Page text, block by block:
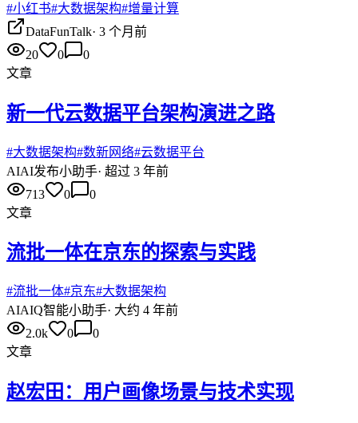
#小红书#大数据架构#增量计算
DataFunTalk· 3 个月前
20
0
0
文章
新一代云数据平台架构演进之路
#大数据架构#数新网络#云数据平台
AIAI发布小助手· 超过 3 年前
713
0
0
文章
流批一体在京东的探索与实践
#流批一体#京东#大数据架构
AIAIQ智能小助手· 大约 4 年前
2.0k
0
0
文章
赵宏田：用户画像场景与技术实现